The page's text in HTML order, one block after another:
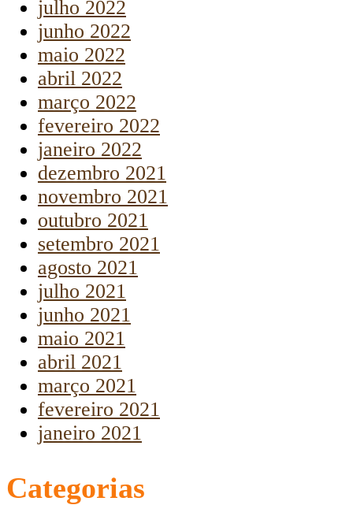
julho 2022
junho 2022
maio 2022
abril 2022
março 2022
fevereiro 2022
janeiro 2022
dezembro 2021
novembro 2021
outubro 2021
setembro 2021
agosto 2021
julho 2021
junho 2021
maio 2021
abril 2021
março 2021
fevereiro 2021
janeiro 2021
Categorias